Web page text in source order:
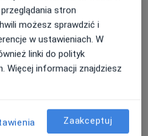
Adres 3 Online
stron
możesz sprawdzić i
w ustawieniach. W
linki do polityk
Więcej informacji znajdziesz
Zaakceptuj